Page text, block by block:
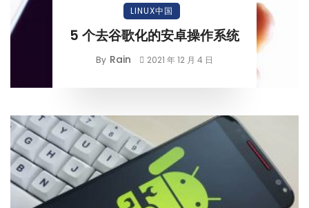
LINUX中国
5 个去谷歌化的安卓操作系统
By Rain 2021 年 12 月 4 日